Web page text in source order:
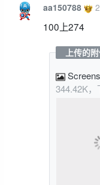
aa150788
100上274
上传的附
344.42K